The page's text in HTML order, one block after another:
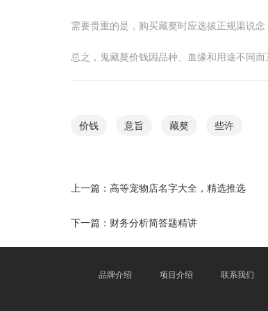
需要贵重的是，购买藏獒时应选拔正规渠说
总之，鬼藏獒价钱因品种、血缘和用途不同
价钱 意旨 藏獒 些许
上一篇： 高等宠物店名字大全，精选推选
下一篇： 财务分析简答题精讲
品牌介绍 项目介绍 联系我们